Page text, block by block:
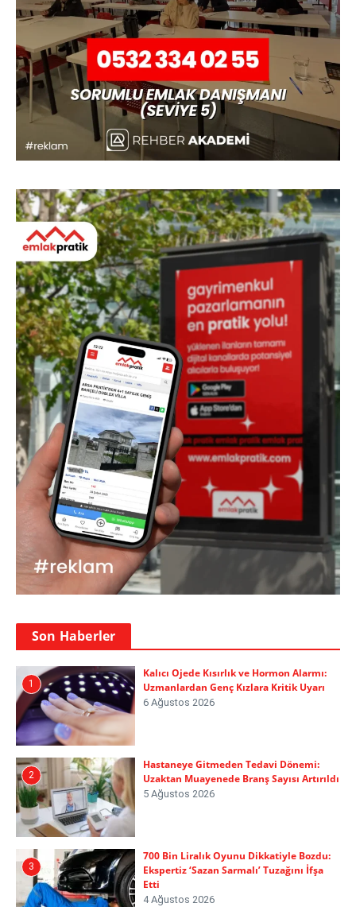
Son Haberler
1
Kalıcı Ojede Kısırlık ve Hormon Alarmı:
Uzmanlardan Genç Kızlara Kritik Uyarı
6 Ağustos 2026
2
Hastaneye Gitmeden Tedavi Dönemi:
Uzaktan Muayenede Branş Sayısı Artırıldı
5 Ağustos 2026
3
700 Bin Liralık Oyunu Dikkatiyle Bozdu:
Ekspertiz ‘Sazan Sarmalı’ Tuzağını İfşa
Etti
4 Ağustos 2026